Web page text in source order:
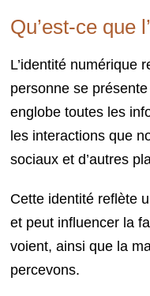
Qu’est-ce que
L’identité numérique
personne se
englobe toutes les
les interactions que
sociaux et d’autres
Cette identité reflète
et peut influencer la
voient, ainsi que la
percevons.